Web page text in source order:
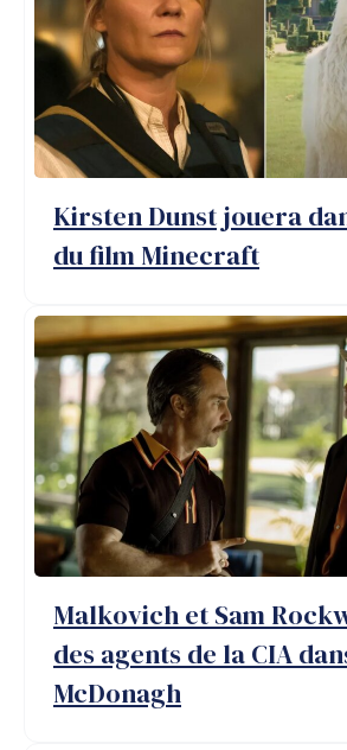
Kirsten Dunst jouera
du film Minecraft
Malkovich et Sam
des agents de la CIA
McDonagh